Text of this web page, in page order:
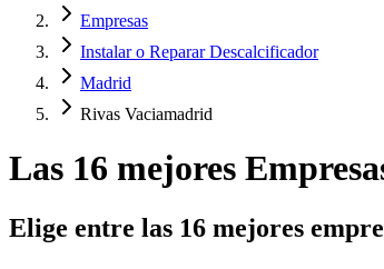
Empresas
Instalar o Reparar Descalcificador
Madrid
Rivas Vaciamadrid
Las 16 mejores
Elige entre las 16 mejores